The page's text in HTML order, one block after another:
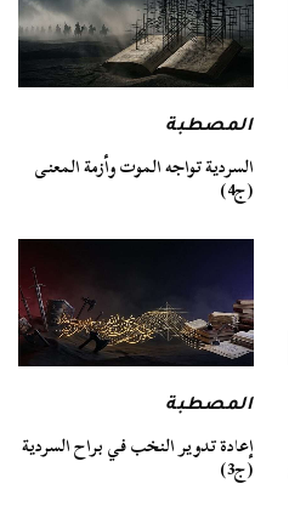
المصطبة
السردية تواجه الموت وأزمة المعنى
(ج4)
المصطبة
إعادة تدوير النخب في براح السردية
(ج3)